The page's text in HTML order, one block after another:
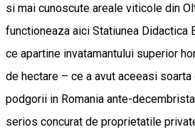
si mai cunoscute areale viticole din
functioneaza aici Statiunea Didactica
ce apartine invatamantului superior
de hectare – ce a avut aceeasi
podgorii in Romania ante-
serios concurat de proprietatile